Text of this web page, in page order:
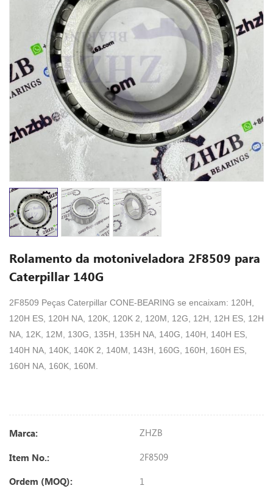
Rolamento da motoniveladora 2F8509 para
Caterpillar 140G
2F8509 Peças Caterpillar CONE-BEARING se encaixam: 120H,
120H ES, 120H NA, 120K, 120K 2, 120M, 12G, 12H, 12H ES, 12H
NA, 12K, 12M, 130G, 135H, 135H NA, 140G, 140H, 140H ES,
140H NA, 140K, 140K 2, 140M, 143H, 160G, 160H, 160H ES,
160H NA, 160K, 160M.
Marca: ZHZB
Item No.: 2F8509
Ordem (MOQ): 1